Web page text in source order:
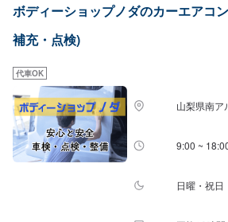
車で排出した二酸化炭素」をニュートラル＝プラ
ます。--------------------------------------------------【1
【2】お見積り【3】お見積りにご納得いただけれ
能ですオファーにて詳細をお送り頂きますようお
いて☆代車は無料でご用意しております。※燃料代
ます。【定休日・営業時間】定休日：火曜日、祝
ボディーショップノダのカーエアコ
補充・点検)
代車OK
山梨県南ア
9:00 ~
日曜・祝日